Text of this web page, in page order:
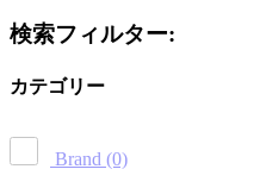
検索フィルター:
カテゴリー
Brand (0)